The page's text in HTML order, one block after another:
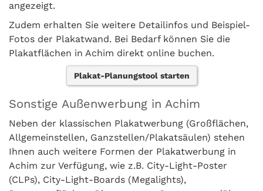
angezeigt.
Zudem erhalten Sie weitere Detailinfos und Beispiel-
Fotos der Plakatwand. Bei Bedarf können Sie die
Plakatflächen in Achim direkt online buchen.
Plakat-Planungstool starten
Sonstige Außenwerbung in Achim
Neben der klassischen Plakatwerbung (Großflächen,
Allgemeinstellen, Ganzstellen/Plakatsäulen) stehen
Ihnen auch weitere Formen der Plakatwerbung in
Achim zur Verfügung, wie z.B. City-Light-Poster
(CLPs), City-Light-Boards (Megalights),